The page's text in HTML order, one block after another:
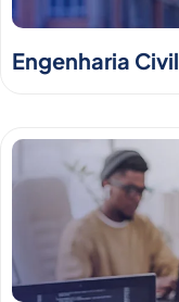
Engenharia Civil